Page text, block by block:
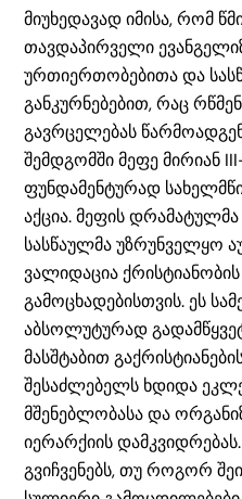
მიუხედავად იმისა, რომ
თავდაპირველი
ურთიერთობებითა და
განკურნებებით, რაც
გავრცელებას
შემდგომში მეფე მირიან
ფუნდამენტურად
აქცია. მეფის
სასწაულმა უზრუნველყო
ვალიდაცია
გამოცხადებისთვის. ეს
აბსოლუტურად
მასშტაბით
შესაძლებელს ხდიდა
მშენებლობასა და
იერარქიის
გვიჩვენებს, თუ როგორ